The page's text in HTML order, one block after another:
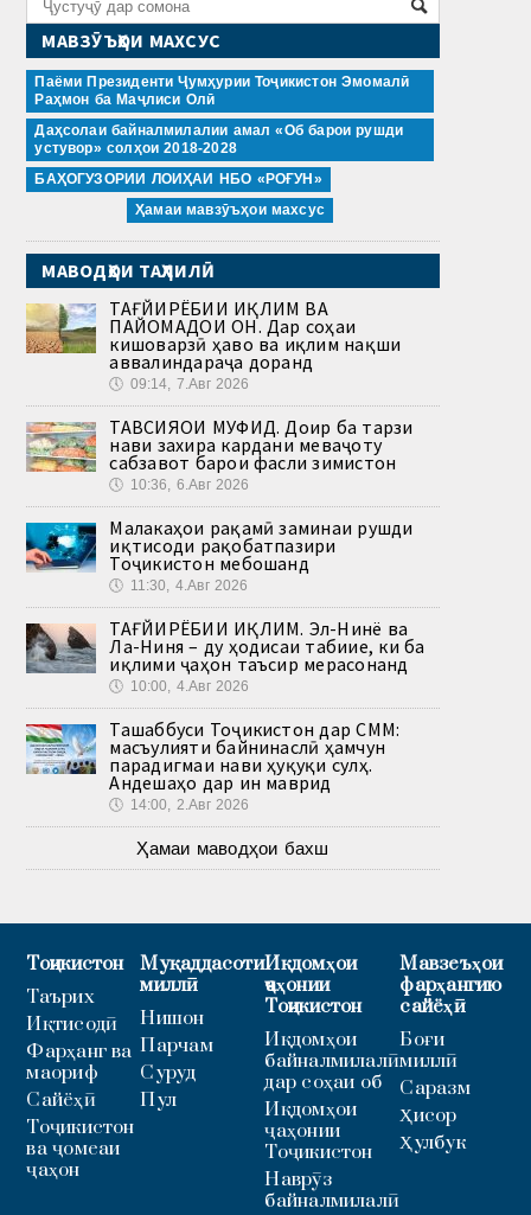
МАВЗӮЪҲОИ МАХСУС
Паёми Президенти Ҷумҳурии Тоҷикистон Эмомалӣ
Раҳмон ба Маҷлиси Олӣ
Даҳсолаи байналмилалии амал «Об барои рушди
устувор» солҳои 2018-2028
БАҲОГУЗОРИИ ЛОИҲАИ НБО «РОҒУН»
Ҳамаи мавзӯъҳои махсус
МАВОДҲОИ ТАҲЛИЛӢ
ТАҒЙИРЁБИИ ИҚЛИМ ВА
ПАЙОМАДҲОИ ОН. Дар соҳаи
кишоварзӣ ҳаво ва иқлим нақши
аввалиндараҷа доранд
🕔 09:14, 7.Авг 2026
ТАВСИЯҲОИ МУФИД. Доир ба тарзи
нави захира кардани меваҷоту
сабзавот барои фасли зимистон
🕔 10:36, 6.Авг 2026
Малакаҳои рақамӣ заминаи рушди
иқтисоди рақобатпазири
Тоҷикистон мебошанд
🕔 11:30, 4.Авг 2026
ТАҒЙИРЁБИИ ИҚЛИМ. Эл-Нинё ва
Ла-Ниня – ду ҳодисаи табиие, ки ба
иқлими ҷаҳон таъсир мерасонанд
🕔 10:00, 4.Авг 2026
Ташаббуси Тоҷикистон дар СММ:
масъулияти байнинаслӣ ҳамчун
парадигмаи нави ҳуқуқи сулҳ.
Андешаҳо дар ин маврид
🕔 14:00, 2.Авг 2026
Ҳамаи маводҳои бахш
Тоҷикистон
Таърих
Иқтисодӣ
Фарҳанг ва
маориф
Сайёҳӣ
Тоҷикистон
ва ҷомеаи
ҷаҳон
Муқаддасоти
миллӣ
Нишон
Парчам
Суруд
Пул
Иқдомҳои
ҷаҳонии
Тоҷикистон
Иқдомҳои
байналмилалӣ
дар соҳаи об
Иқдомҳои
ҷаҳонии
Тоҷикистон
Наврӯз
байналмилалӣ
Мавзеъҳои
фарҳангию
сайёҳӣ
Боғи
миллӣ
Саразм
Ҳисор
Ҳулбук